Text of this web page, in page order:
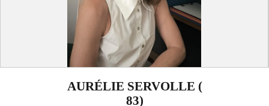
AURÉLIE SERVOLLE (
83)